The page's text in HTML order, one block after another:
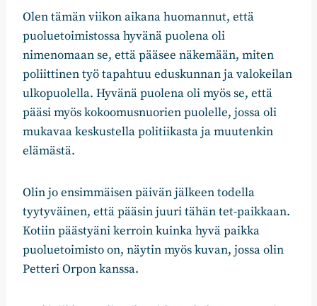
Olen tämän viikon aikana huomannut, että
puoluetoimistossa hyvänä puolena oli
nimenomaan se, että pääsee näkemään, miten
poliittinen työ tapahtuu eduskunnan ja valokeilan
ulkopuolella. Hyvänä puolena oli myös se, että
pääsi myös kokoomusnuorien puolelle, jossa oli
mukavaa keskustella politiikasta ja muutenkin
elämästä.
Olin jo ensimmäisen päivän jälkeen todella
tyytyväinen, että pääsin juuri tähän tet-paikkaan.
Kotiin päästyäni kerroin kuinka hyvä paikka
puoluetoimisto on, näytin myös kuvan, jossa olin
Petteri Orpon kanssa.